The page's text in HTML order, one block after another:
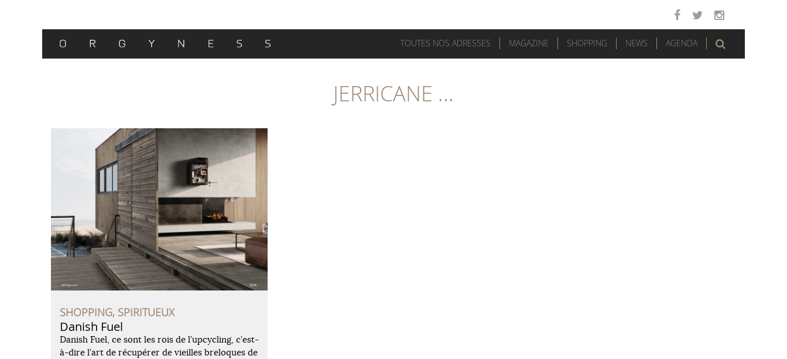
TOUTES NOS ADRESSES MAGAZINE SHOPPING NEWS AGENDA
JERRICANE ...
SHOPPING, SPIRITUEUX
Danish Fuel
Danish Fuel, ce sont les rois de l’upcycling, c’est-
à-dire l’art de récupérer de vieilles breloques de